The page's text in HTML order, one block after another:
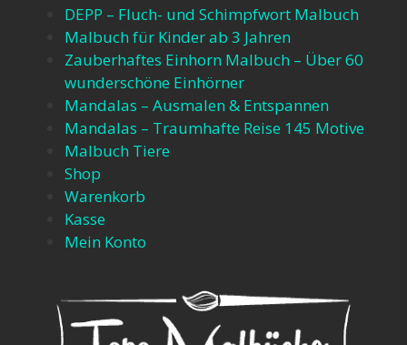
DEPP – Fluch- und Schimpfwort Malbuch​
Malbuch für Kinder ab 3 Jahren​
Zauberhaftes Einhorn Malbuch – Über 60
wunderschöne Einhörner​
Mandalas – Ausmalen & Entspannen​
Mandalas – Traumhafte Reise 145 Motive​
Malbuch Tiere
Shop
Warenkorb
Kasse
Mein Konto